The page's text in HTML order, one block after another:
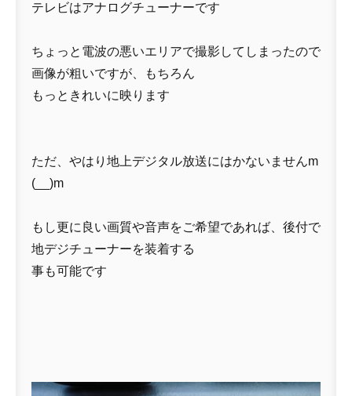
テレビはアナログチューナーです
ちょっと電波の悪いエリアで撮影してしまったので
画像が粗いですが、もちろん
もっときれいに映ります
ただ、やはり地上デジタル放送にはかないませんm
(__)m
もし更に良い画質や音声をご希望であれば、後付で
地デジチューナーを装着する
事も可能です